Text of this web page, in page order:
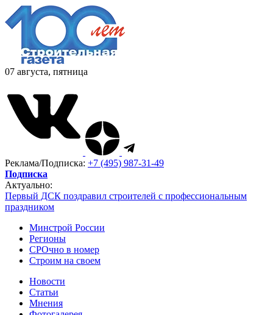
07 августа, пятница
Реклама/Подписка: +7 (495) 987-31-49
Подписка
Актуально:
Первый ДСК поздравил строителей с профессиональным
праздником
Минстрой России
Регионы
СРОчно в номер
Строим на своем
Новости
Статьи
Мнения